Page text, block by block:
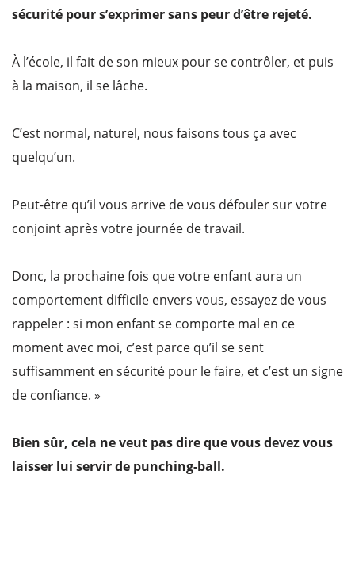
sécurité pour s’exprimer sans peur d’être rejeté.
À l’école, il fait de son mieux pour se contrôler, et puis
à la maison, il se lâche.
C’est normal, naturel, nous faisons tous ça avec
quelqu’un.
Peut-être qu’il vous arrive de vous défouler sur votre
conjoint après votre journée de travail.
Donc, la prochaine fois que votre enfant aura un
comportement difficile envers vous, essayez de vous
rappeler : si mon enfant se comporte mal en ce
moment avec moi, c’est parce qu’il se sent
suffisamment en sécurité pour le faire, et c’est un signe
de confiance. »
Bien sûr, cela ne veut pas dire que vous devez vous
laisser lui servir de punching-ball.